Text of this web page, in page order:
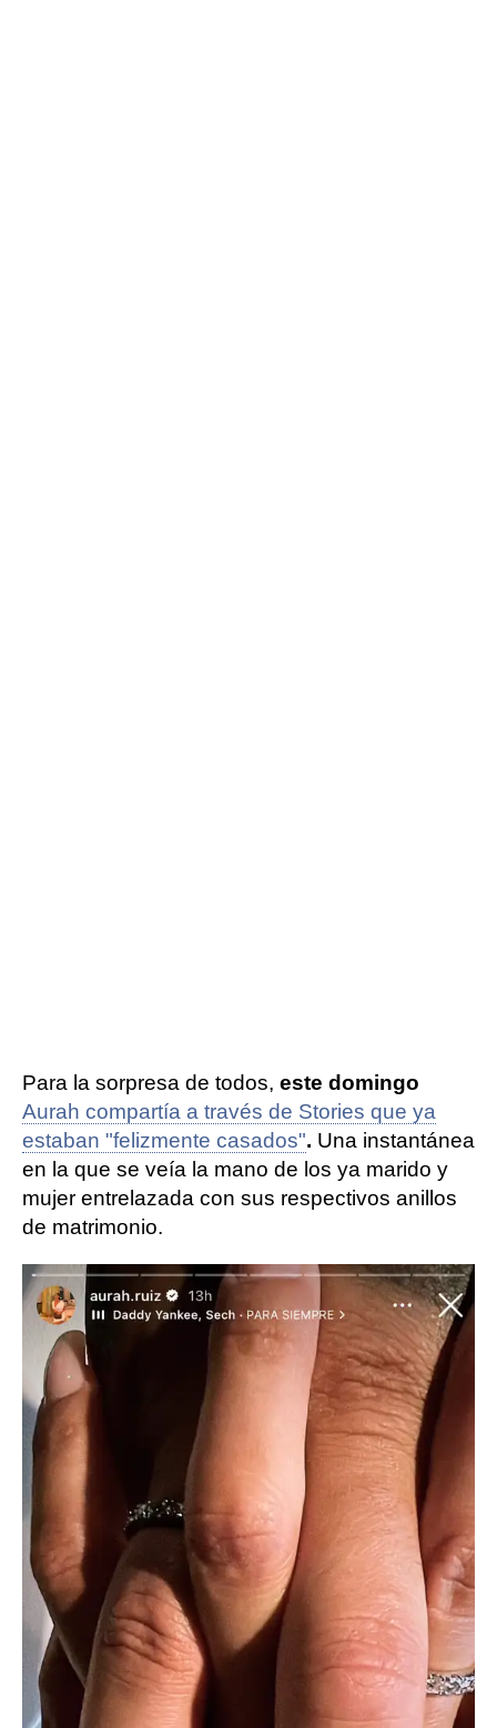
Para la sorpresa de todos, este domingo
Aurah compartía a través de Stories que ya
estaban "felizmente casados". Una instantánea
en la que se veía la mano de los ya marido y
mujer entrelazada con sus respectivos anillos
de matrimonio.